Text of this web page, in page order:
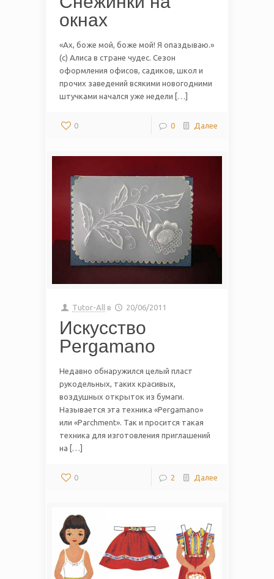
окнах
«Ах, боже мой, боже мой! Я опаздываю.»
(с) Алиса в стране чудес. Сезон
оформления офисов, садиков, школ и
прочих заведений всякими новогодними
штучками начался уже недели […]
0 0 Далее
Tutor-All в 20/06/2011
Искусство
Pergamano
Недавно обнаружился целый пласт
рукодельных, таких красивых,
воздушных открыток из бумаги.
Называется эта техника «Pergamano»
или «Parchment». Так и просится такая
техника для изготовления приглашений
на […]
0 2 Далее